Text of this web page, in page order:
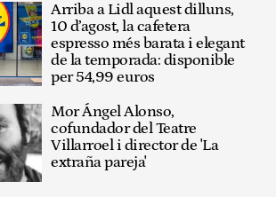
Arriba a Lidl aquest dilluns,
10 d’agost, la cafetera
espresso més barata i elegant
de la temporada: disponible
per 54,99 euros
Mor Ángel Alonso,
cofundador del Teatre
Villarroel i director de 'La
extraña pareja'